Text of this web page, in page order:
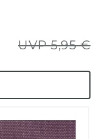
UVP 5,95 €